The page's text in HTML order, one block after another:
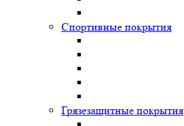
Спортивные покрытия
Грязезащитные покрытия